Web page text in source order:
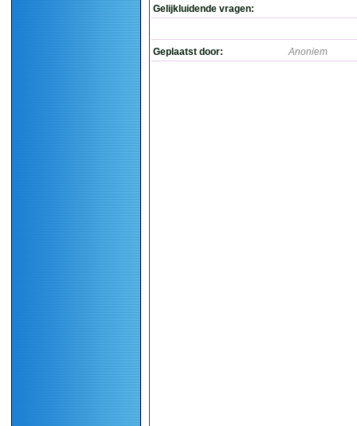
Gelijkluidende vragen:
Geplaatst door: Anoniem